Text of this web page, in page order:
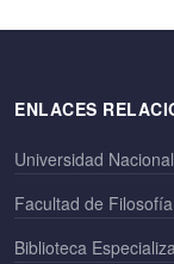
ENLACES
Universidad Nacional
Facultad de
Biblioteca